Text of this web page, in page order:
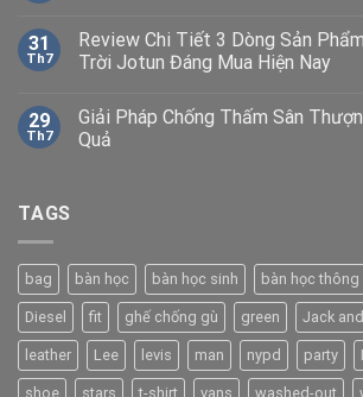
31
Th7
Review Chi Tiết 3 Dòng Sản
Trời Jotun Đáng Mua Hiện Nay
29
Th7
Giải Pháp Chống Thấm Sân
Quả
TAGS
bag bàn học bàn học sinh bàn học thông
Diesel fit ghế chống gù green Jack
leather Lee levis man nypd party
shoe stars t-shirt vans washed-out